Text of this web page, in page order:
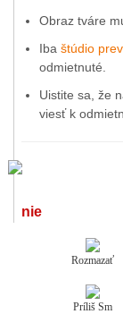
Obraz tváre
Iba štúdio
odmietnuté.
Uistite sa, že
viesť k
nie
Rozmazať
Príliš Sm